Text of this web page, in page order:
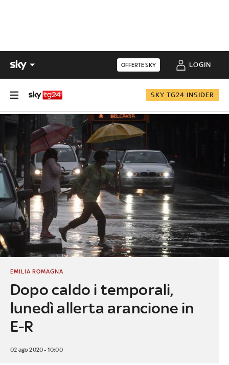
OFFERTE SKY LOGIN
SKY TG24 INSIDER
Dopo caldo i temporali,
lunedì allerta arancione in
E-R
EMILIA ROMAGNA
02 ago 2020 - 10:00